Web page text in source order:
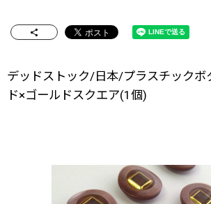
デッドストック/日本/プラスチックボ
ド×ゴールドスクエア(1個)